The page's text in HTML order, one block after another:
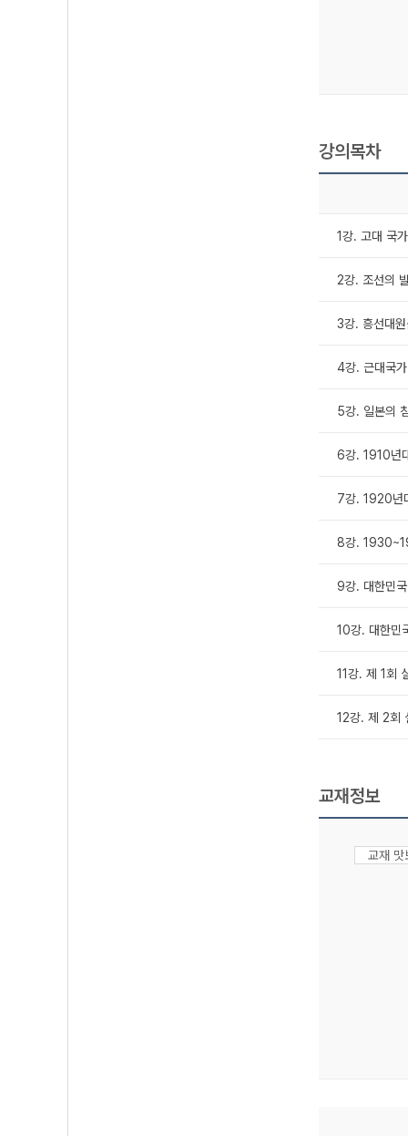
강의목차
1강. 고대 국
2강. 조선의
3강. 흥선대
4강. 근대국
5강. 일본의
6강. 1910년
7강. 1920년
8강.
9강. 대한민
10강. 대한민
11강. 제 1회
12강. 제 2회
교재정보
교재